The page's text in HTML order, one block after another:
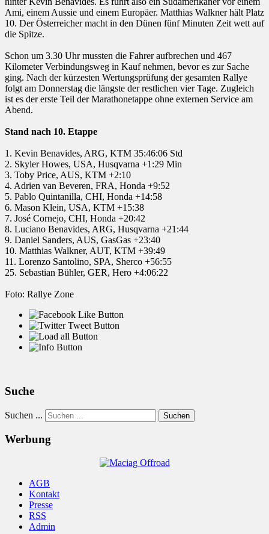
Ami, einem Aussie und einem Europäer. Matthias Walkner hält Platz
10. Der Österreicher macht in den Dünen fünf Minuten Zeit wett auf
die Spitze.
Schon um 3.30 Uhr mussten die Fahrer aufbrechen und 467
Kilometer Verbindungsweg in Kauf nehmen, bevor es zur Sache
ging. Nach der kürzesten Wertungsprüfung der gesamten Rallye
folgt am Donnerstag die längste der restlichen vier Tage. Zugleich
ist es der erste Teil der Marathonetappe ohne externen Service am
Abend.
Stand nach 10. Etappe
1. Kevin Benavides, ARG, KTM 35:46:06 Std
2. Skyler Howes, USA, Husqvarna +1:29 Min
3. Toby Price, AUS, KTM +2:10
4. Adrien van Beveren, FRA, Honda +9:52
5. Pablo Quintanilla, CHI, Honda +14:58
6. Mason Klein, USA, KTM +15:38
7. José Cornejo, CHI, Honda +20:42
8. Luciano Benavides, ARG, Husqvarna +21:44
9. Daniel Sanders, AUS, GasGas +23:40
10. Matthias Walkner, AUT, KTM +39:49
11. Lorenzo Santolino, SPA, Sherco +56:55
25. Sebastian Bühler, GER, Hero +4:06:22
Foto: Rallye Zone
Suche
Suchen ... Suchen
Werbung
AGB
Kontakt
Presse
RSS
Admin